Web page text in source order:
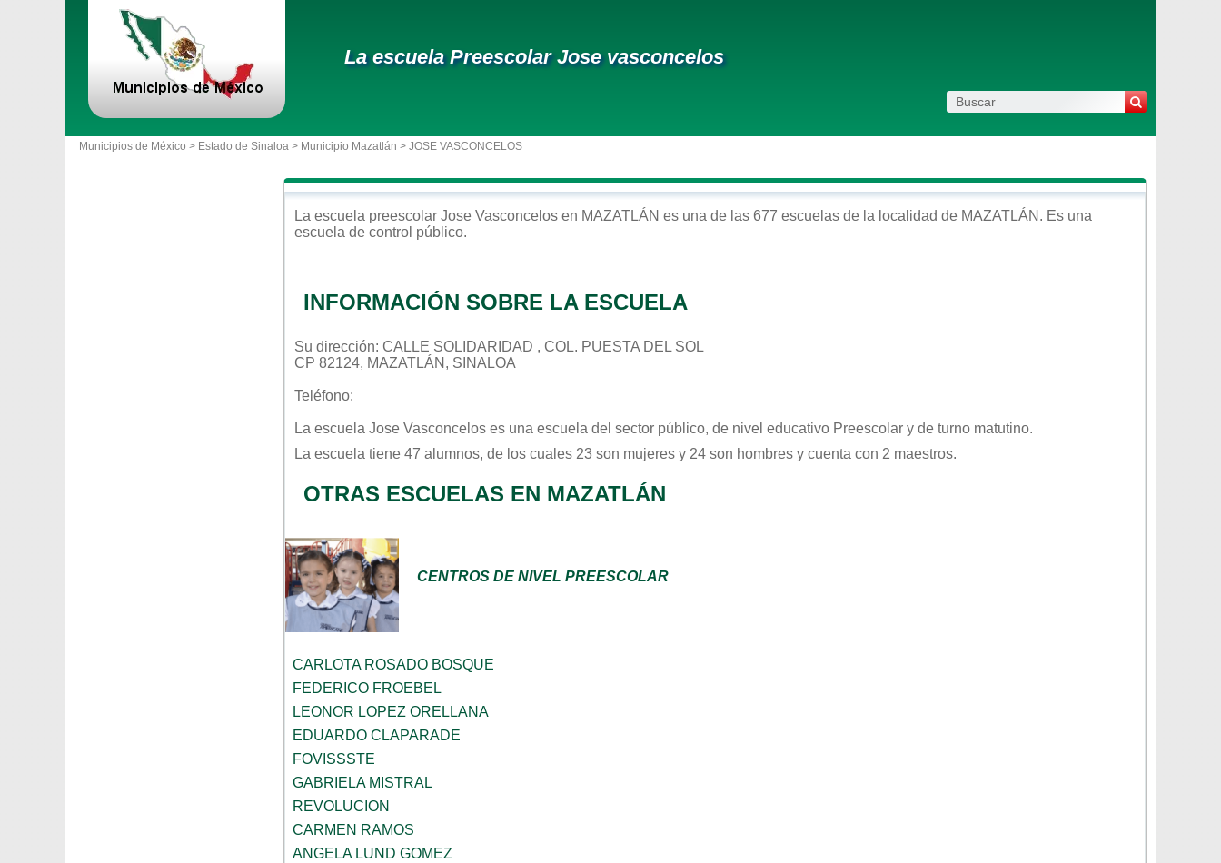
La escuela Preescolar Jose vasconcelos
Municipios de México > Estado de Sinaloa > Municipio Mazatlán > JOSE VASCONCELOS
La escuela preescolar Jose Vasconcelos en MAZATLÁN es una de las 677 escuelas de la localidad de MAZATLÁN . Es una
escuela de control público.
INFORMACIÓN SOBRE LA ESCUELA
Su dirección: CALLE SOLIDARIDAD , COL. PUESTA DEL SOL
CP 82124, MAZATLÁN, SINALOA
Teléfono:
La escuela Jose Vasconcelos es una escuela del sector público, de nivel educativo Preescolar y de turno matutino.
La escuela tiene 47 alumnos, de los cuales 23 son mujeres y 24 son hombres y cuenta con 2 maestros.
OTRAS ESCUELAS EN MAZATLÁN
CENTROS DE NIVEL PREESCOLAR
CARLOTA ROSADO BOSQUE
FEDERICO FROEBEL
LEONOR LOPEZ ORELLANA
EDUARDO CLAPARADE
FOVISSSTE
GABRIELA MISTRAL
REVOLUCION
CARMEN RAMOS
ANGELA LUND GOMEZ